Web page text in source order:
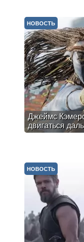
Джеймс
двигаться
НОВОСТЬ
НОВОСТЬ